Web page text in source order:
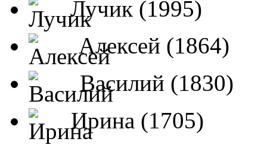
Лучик (1995)
Алексей (1864)
Василий (1830)
Ирина (1705)